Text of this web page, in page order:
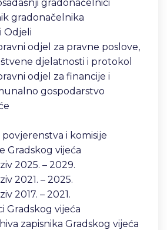
gradonačelnici
gradonačelnika
Odjeli
odjel za pravne poslove,
djelatnosti i protokol
odjel za financije i
gospodarstvo
i komisije
Gradskog vijeća
2025. – 2029.
2021. – 2025.
2017. – 2021.
Gradskog vijeća
zapisnika Gradskog vijeća